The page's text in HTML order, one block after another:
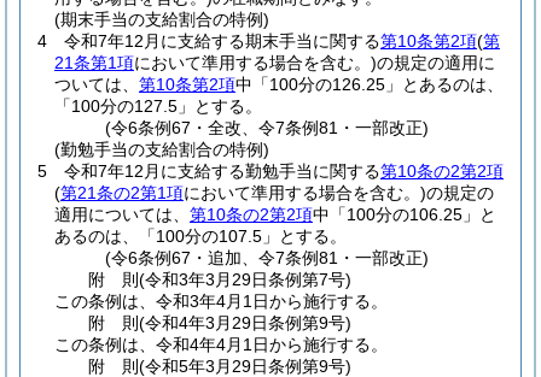
(期末手当の支給割合の特例)
4
令和7年12月に支給する期末手当に関する第10条第2項(第
21条第1項において準用する場合を含む。)の規定の適用に
ついては、 第10条第2項中「100分の126.25」とあるのは、
「100分の127.5」とする。
(令6条例67・全改、令7条例81・一部改正)
(勤勉手当の支給割合の特例)
5
令和7年12月に支給する勤勉手当に関する第10条の2第2項
(第21条の2第1項において準用する場合を含む。)の規定の
適用については、 第10条の2第2項中「100分の106.25」と
あるのは、「100分の107.5」とする。
(令6条例67・追加、令7条例81・一部改正)
附 則(令和3年3月29日条例第7号)
この条例は、令和3年4月1日から施行する。
附 則(令和4年3月29日条例第9号)
この条例は、令和4年4月1日から施行する。
附 則(令和5年3月29日条例第9号)